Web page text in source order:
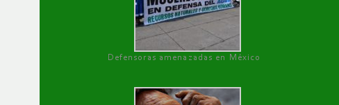
Defensoras amenazadas en México